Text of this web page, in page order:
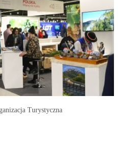
Turystyczna